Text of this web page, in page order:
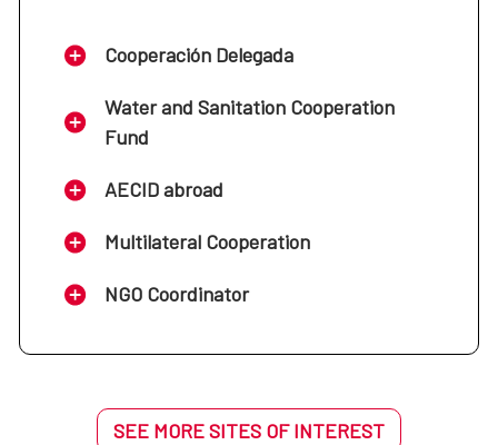
Cooperación Delegada
Water and Sanitation Cooperation
Fund
AECID abroad
Multilateral Cooperation
NGO Coordinator
SEE MORE SITES OF INTEREST